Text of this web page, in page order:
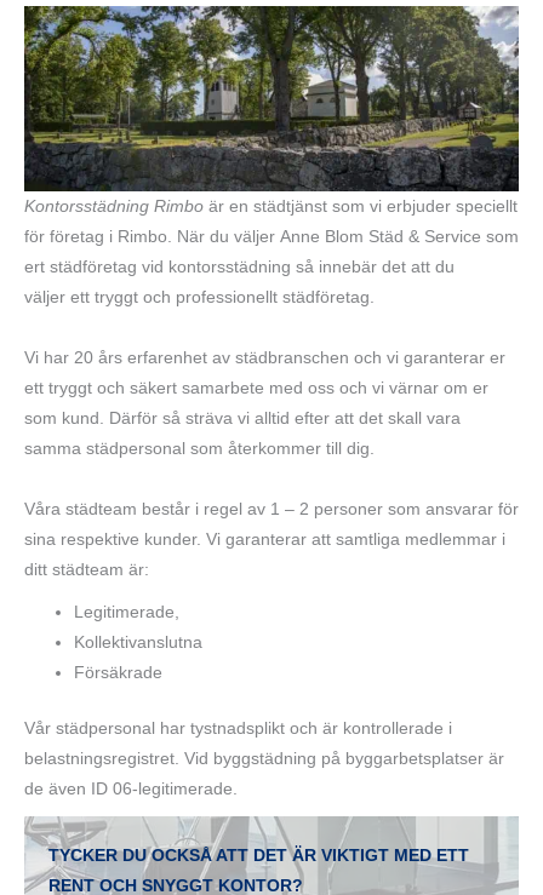
Kontorsstädning Rimbo är en städtjänst som vi erbjuder speciellt
för företag i Rimbo. När du väljer Anne Blom Städ & Service som
ert städföretag vid kontorsstädning så innebär det att du
väljer ett tryggt och professionellt städföretag.
Vi har 20 års erfarenhet av städbranschen och vi garanterar er
ett tryggt och säkert samarbete med oss och vi värnar om er
som kund. Därför så sträva vi alltid efter att det skall vara
samma städpersonal som återkommer till dig.
Våra städteam består i regel av 1 – 2 personer som ansvarar för
sina respektive kunder. Vi garanterar att samtliga medlemmar i
ditt städteam är:
Legitimerade,
Kollektivanslutna
Försäkrade
Vår städpersonal har tystnadsplikt och är kontrollerade i
belastningsregistret. Vid byggstädning på byggarbetsplatser är
de även ID 06-legitimerade.
TYCKER DU OCKSÅ ATT DET ÄR VIKTIGT MED ETT
RENT OCH SNYGGT KONTOR?